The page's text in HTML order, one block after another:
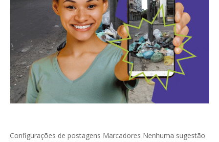
Configurações de postagens Marcadores Nenhuma sugestão